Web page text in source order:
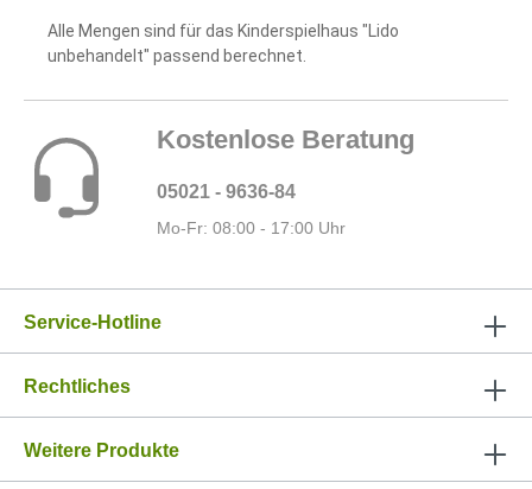
Alle Mengen sind für das Kinderspielhaus "Lido
unbehandelt" passend berechnet.
Kostenlose Beratung
05021 - 9636-84
Mo-Fr: 08:00 - 17:00 Uhr
Service-Hotline
Rechtliches
Weitere Produkte